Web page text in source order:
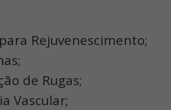
Rejuvenescimento;
de Rugas;
Vascular;